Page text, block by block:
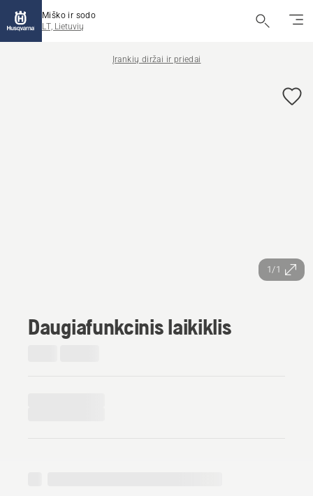
Miško ir sodo
LT, Lietuvių
Įrankių diržai ir priedai
1/1
Daugiafunkcinis laikiklis